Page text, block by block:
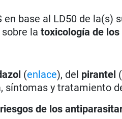
base al LD50 de la(s)
la toxicología de
(enlace), del pirantel (
y tratamiento
riesgos de los